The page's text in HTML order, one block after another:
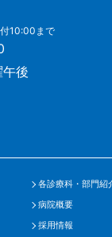
10:00まで
後
各診療科・部門紹
病院概要
採用情報